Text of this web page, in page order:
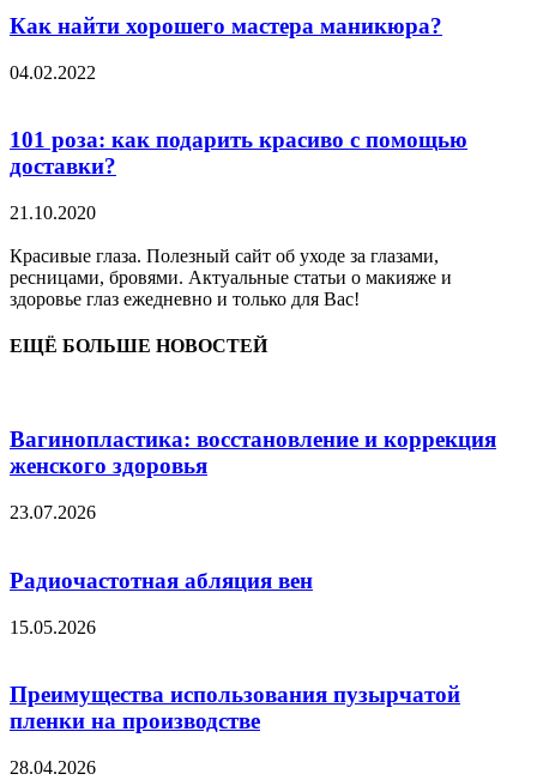
Как найти хорошего мастера маникюра?
04.02.2022
101 роза: как подарить красиво с помощью
доставки?
21.10.2020
Красивые глаза. Полезный сайт об уходе за глазами,
ресницами, бровями. Актуальные статьи о макияже и
здоровье глаз ежедневно и только для Вас!
ЕЩЁ БОЛЬШЕ НОВОСТЕЙ
Вагинопластика: восстановление и коррекция
женского здоровья
23.07.2026
Радиочастотная абляция вен
15.05.2026
Преимущества использования пузырчатой
пленки на производстве
28.04.2026